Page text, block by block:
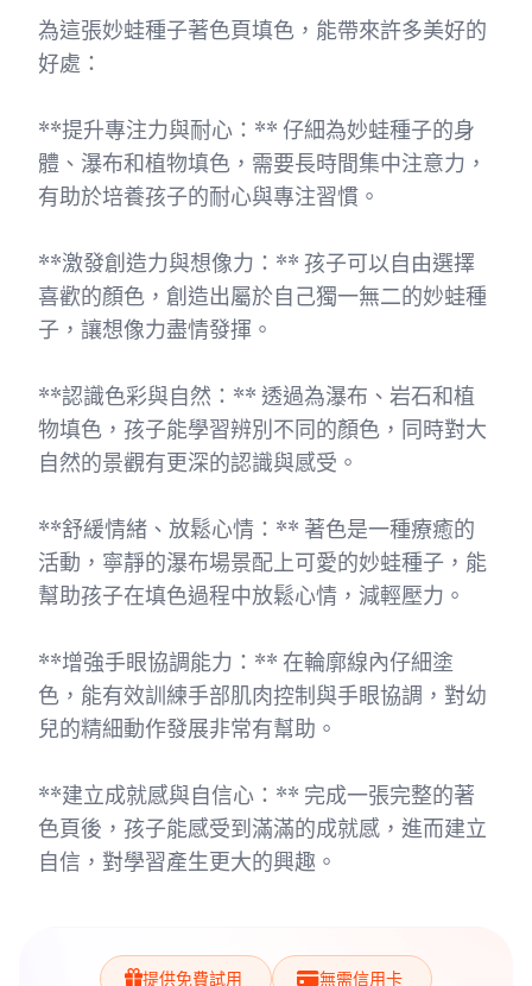
為這張妙蛙種子著色頁填色，能帶來許多美好的
好處：
**提升專注力與耐心：** 仔細為妙蛙種子的身
體、瀑布和植物填色，需要長時間集中注意力，
有助於培養孩子的耐心與專注習慣。
**激發創造力與想像力：** 孩子可以自由選擇
喜歡的顏色，創造出屬於自己獨一無二的妙蛙種
子，讓想像力盡情發揮。
**認識色彩與自然：** 透過為瀑布、岩石和植
物填色，孩子能學習辨別不同的顏色，同時對大
自然的景觀有更深的認識與感受。
**舒緩情緒、放鬆心情：** 著色是一種療癒的
活動，寧靜的瀑布場景配上可愛的妙蛙種子，能
幫助孩子在填色過程中放鬆心情，減輕壓力。
**增強手眼協調能力：** 在輪廓線內仔細塗
色，能有效訓練手部肌肉控制與手眼協調，對幼
兒的精細動作發展非常有幫助。
**建立成就感與自信心：** 完成一張完整的著
色頁後，孩子能感受到滿滿的成就感，進而建立
自信，對學習產生更大的興趣。
提供免費試用 無需信用卡